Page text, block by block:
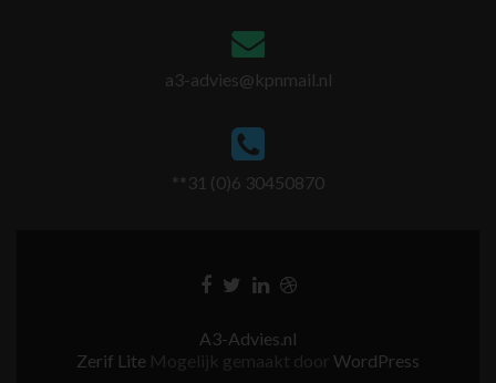
a3-advies@kpnmail.nl
**31 (0)6 30450870
A3-Advies.nl
Zerif Lite Mogelijk gemaakt door WordPress